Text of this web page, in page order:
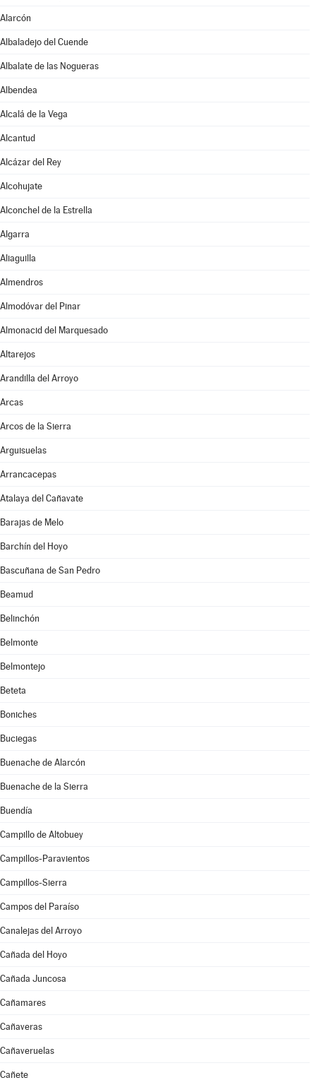
Alarcón
Albaladejo del Cuende
Albalate de las Nogueras
Albendea
Alcalá de la Vega
Alcantud
Alcázar del Rey
Alcohujate
Alconchel de la Estrella
Algarra
Aliaguilla
Almendros
Almodóvar del Pinar
Almonacid del Marquesado
Altarejos
Arandilla del Arroyo
Arcas
Arcos de la Sierra
Arguisuelas
Arrancacepas
Atalaya del Cañavate
Barajas de Melo
Barchín del Hoyo
Bascuñana de San Pedro
Beamud
Belinchón
Belmonte
Belmontejo
Beteta
Boniches
Buciegas
Buenache de Alarcón
Buenache de la Sierra
Buendía
Campillo de Altobuey
Campillos-Paravientos
Campillos-Sierra
Campos del Paraíso
Canalejas del Arroyo
Cañada del Hoyo
Cañada Juncosa
Cañamares
Cañaveras
Cañaveruelas
Cañete